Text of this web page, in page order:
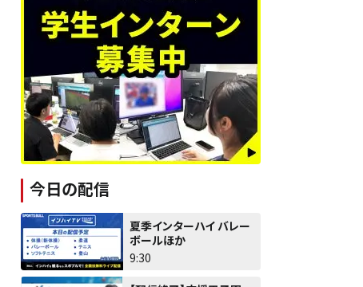
今日の配信
夏季インターハイ バレー
ボールほか
9:30